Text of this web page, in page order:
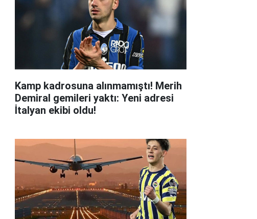
Kamp kadrosuna alınmamıştı! Merih
Demiral gemileri yaktı: Yeni adresi
İtalyan ekibi oldu!